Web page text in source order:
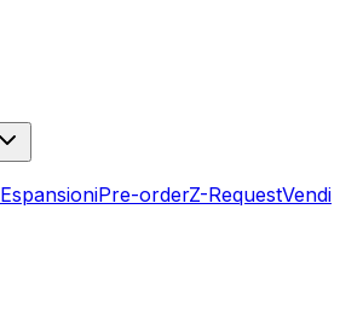
EspansioniPre-orderZ-RequestVendi